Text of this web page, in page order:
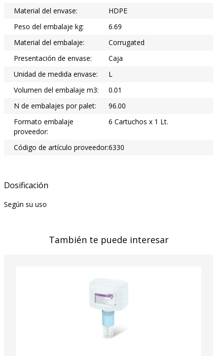
Material del envase:
HDPE
Peso del embalaje kg:
6.69
Material del embalaje:
Corrugated
Presentación de envase:
Caja
Unidad de medida envase:
L
Volumen del embalaje m3:
0.01
N de embalajes por palet:
96.00
Formato embalaje
proveedor:
6 Cartuchos x 1 Lt.
Código de artículo proveedor:6330
Dosificación
Según su uso
También te puede interesar